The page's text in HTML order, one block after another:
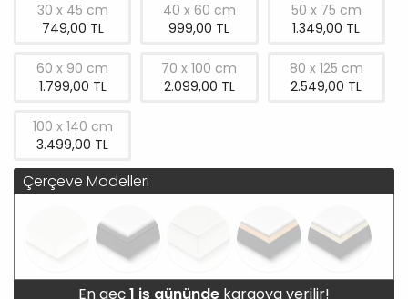
30 x 45 cm
749,00 TL
40 x 60 cm
999,00 TL
50 x 75 cm
1.349,00 TL
60 x 90 cm
1.799,00 TL
70 x 100 cm
2.099,00 TL
80 x 125 cm
2.549,00 TL
100 x 140 cm
3.499,00 TL
Çerçeve Modelleri
En geç1 iş gününde kargoya verilir!